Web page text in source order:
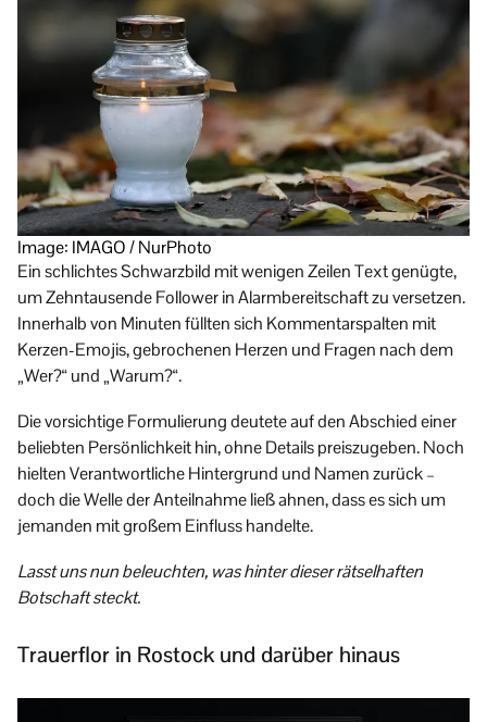
Image: IMAGO / NurPhoto
Ein schlichtes Schwarzbild mit wenigen Zeilen Text genügte,
um Zehntausende Follower in Alarmbereitschaft zu versetzen.
Innerhalb von Minuten füllten sich Kommentarspalten mit
Kerzen-Emojis, gebrochenen Herzen und Fragen nach dem
„Wer?“ und „Warum?“.
Die vorsichtige Formulierung deutete auf den Abschied einer
beliebten Persönlichkeit hin, ohne Details preiszugeben. Noch
hielten Verantwortliche Hintergrund und Namen zurück –
doch die Welle der Anteilnahme ließ ahnen, dass es sich um
jemanden mit großem Einfluss handelte.
Lasst uns nun beleuchten, was hinter dieser rätselhaften
Botschaft steckt.
Trauerflor in Rostock und darüber hinaus